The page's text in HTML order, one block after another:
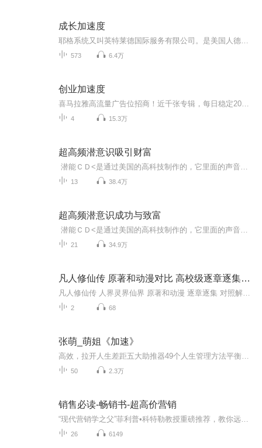
成长加速度
573 6.4万
创业加速度
4 15.3万
超高频潜意识吸引财富
13 38.4万
超高频潜意识成功与致富
21 34.9万
凡人修仙传 原著和动漫对比 高校级逐章逐集对照解读
2 68
张萌_萌姐《加速》
50 2.3万
销售必读-畅销书-超高价营销
26 6149